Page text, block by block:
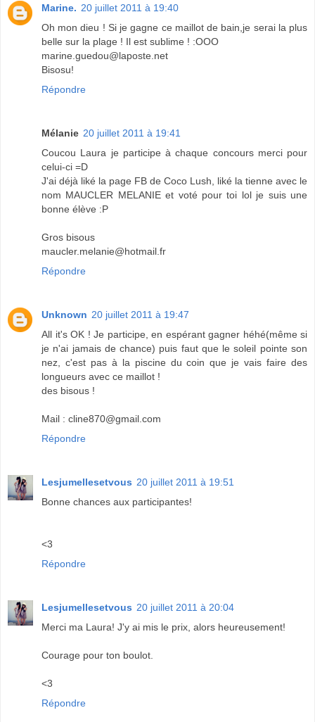
Marine. 20 juillet 2011 à 19:40
Oh mon dieu ! Si je gagne ce maillot de bain,je serai la plus
belle sur la plage ! Il est sublime ! :OOO
marine.guedou@laposte.net
Bisosu!
Répondre
Mélanie 20 juillet 2011 à 19:41
Coucou Laura je participe à chaque concours merci pour
celui-ci =D
J'ai déjà liké la page FB de Coco Lush, liké la tienne avec le
nom MAUCLER MELANIE et voté pour toi lol je suis une
bonne élève :P
Gros bisous
maucler.melanie@hotmail.fr
Répondre
Unknown 20 juillet 2011 à 19:47
All it's OK ! Je participe, en espérant gagner héhé(même si
je n'ai jamais de chance) puis faut que le soleil pointe son
nez, c'est pas à la piscine du coin que je vais faire des
longueurs avec ce maillot !
des bisous !
Mail : cline870@gmail.com
Répondre
Lesjumellesetvous 20 juillet 2011 à 19:51
Bonne chances aux participantes!
<3
Répondre
Lesjumellesetvous 20 juillet 2011 à 20:04
Merci ma Laura! J'y ai mis le prix, alors heureusement!
Courage pour ton boulot.
<3
Répondre